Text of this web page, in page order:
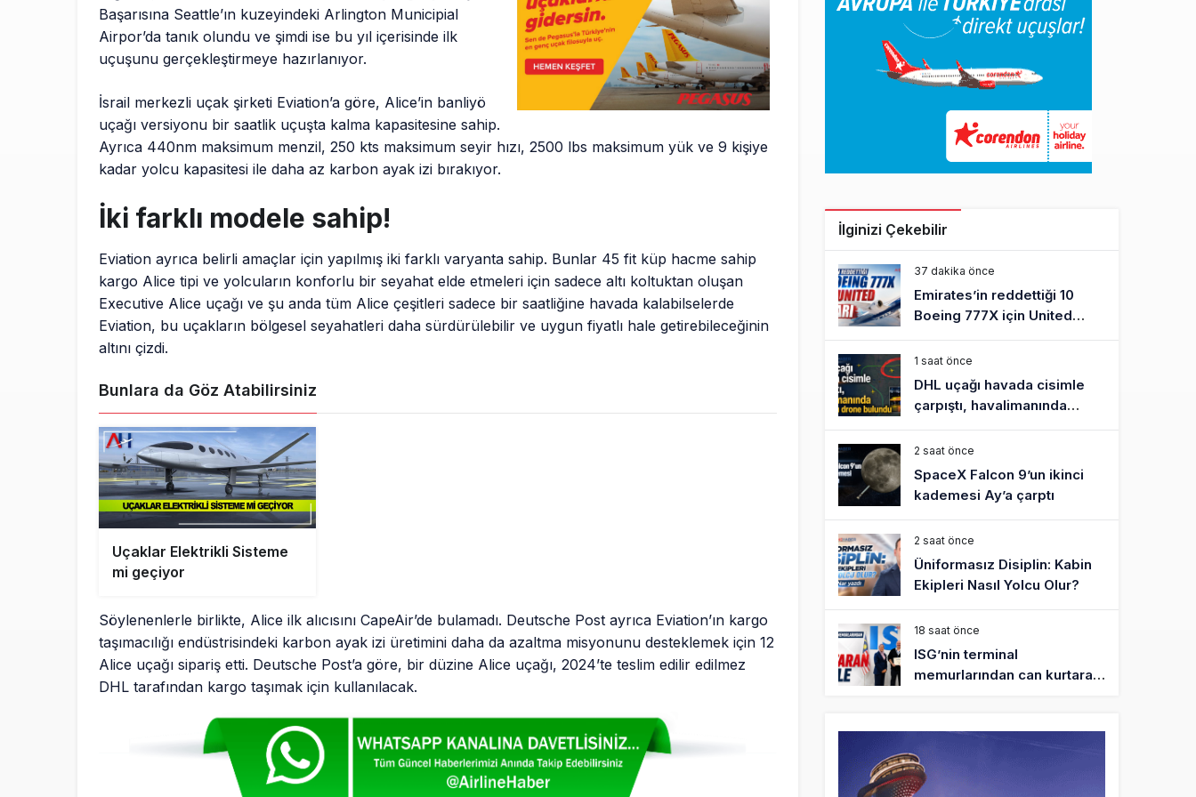
Başarısına Seattle’ın kuzeyindeki Arlington Municipial
Airpor’da tanık olundu ve şimdi ise bu yıl içerisinde ilk
uçuşunu gerçekleştirmeye hazırlanıyor.
İsrail merkezli uçak şirketi Eviation’a göre, Alice’in banliyö
uçağı versiyonu bir saatlik uçuşta kalma kapasitesine sahip.
Ayrıca 440nm maksimum menzil, 250 kts maksimum seyir hızı, 2500 lbs maksimum yük ve 9 kişiye
kadar yolcu kapasitesi ile daha az karbon ayak izi bırakıyor.
İki farklı modele sahip!
Eviation ayrıca belirli amaçlar için yapılmış iki farklı varyanta sahip. Bunlar 45 fit küp hacme sahip
kargo Alice tipi ve yolcuların konforlu bir seyahat elde etmeleri için sadece altı koltuktan oluşan
Executive Alice uçağı ve şu anda tüm Alice çeşitleri sadece bir saatliğine havada kalabilselerde
Eviation, bu uçakların bölgesel seyahatleri daha sürdürülebilir ve uygun fiyatlı hale getirebileceğinin
altını çizdi.
Bunlara da Göz Atabilirsiniz
Uçaklar Elektrikli Sisteme
mi geçiyor
Söylenenlerle birlikte, Alice ilk alıcısını CapeAir’de bulamadı. Deutsche Post ayrıca Eviation’ın kargo
taşımacılığı endüstrisindeki karbon ayak izi üretimini daha da azaltma misyonunu desteklemek için 12
Alice uçağı sipariş etti. Deutsche Post’a göre, bir düzine Alice uçağı, 2024’te teslim edilir edilmez
DHL tarafından kargo taşımak için kullanılacak.
İlginizi Çekebilir
37 dakika önce
Emirates’in reddettiği 10
Boeing 777X için United
kararı
1 saat önce
DHL uçağı havada cisimle
çarpıştı, havalimanında
patlayıcı drone bulundu
2 saat önce
SpaceX Falcon 9’un ikinci
kademesi Ay’a çarptı
2 saat önce
Üniformasız Disiplin: Kabin
Ekipleri Nasıl Yolcu Olur?
18 saat önce
ISG’nin terminal
memurlarından can kurtaran
AJet’ten Yurt İçi Biletlerde
Yüzde 30 İndirim